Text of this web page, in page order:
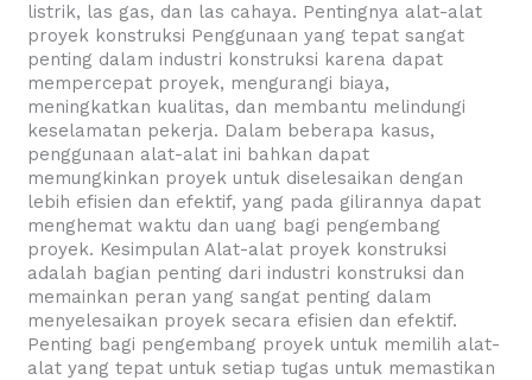
listrik, las gas, dan las cahaya. Pentingnya alat-alat
proyek konstruksi Penggunaan yang tepat sangat
penting dalam industri konstruksi karena dapat
mempercepat proyek, mengurangi biaya,
meningkatkan kualitas, dan membantu melindungi
keselamatan pekerja. Dalam beberapa kasus,
penggunaan alat-alat ini bahkan dapat
memungkinkan proyek untuk diselesaikan dengan
lebih efisien dan efektif, yang pada gilirannya dapat
menghemat waktu dan uang bagi pengembang
proyek. Kesimpulan Alat-alat proyek konstruksi
adalah bagian penting dari industri konstruksi dan
memainkan peran yang sangat penting dalam
menyelesaikan proyek secara efisien dan efektif.
Penting bagi pengembang proyek untuk memilih alat-
alat yang tepat untuk setiap tugas untuk memastikan